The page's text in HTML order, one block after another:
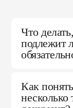
Что
подлежит
к
Как
несколько